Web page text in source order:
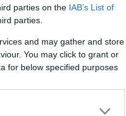
parties on the IAB’s List of
parties.
and may gather and store
You may click to grant or
for below specified purposes
–